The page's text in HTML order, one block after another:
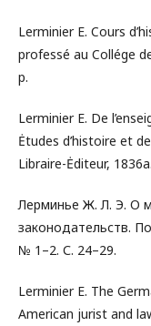
Lerminier E. Cours
professé au Collége
p.
Lerminier E. De
Ėtudes d’histoire et
Libraire-Ėditeur,
Лерминье Ж. Л. Э. О
законодательств.
№ 1–2. С. 24–29.
Lerminier E. The
American jurist and